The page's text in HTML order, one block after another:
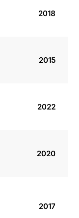
2018
2015
2022
2020
2017